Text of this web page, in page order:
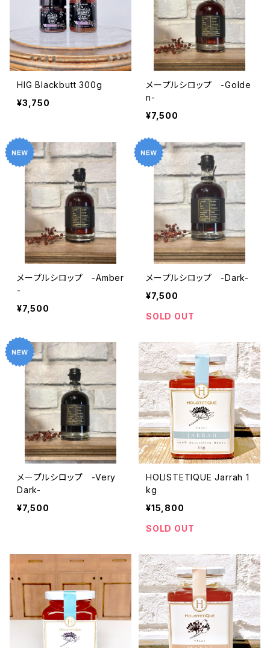
HIG Blackbutt 300g
¥3,750
メープルシロップ -Golde
n-
¥7,500
メープルシロップ -Amber
-
¥7,500
メープルシロップ -Dark-
¥7,500
SOLD OUT
メープルシロップ -Very
Dark-
¥7,500
HOLISTETIQUE Jarrah 1
kg
¥15,800
SOLD OUT